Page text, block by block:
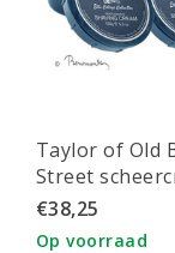
Taylor of Old
Street
Eton College
Collection
€38,25
Op voorraad